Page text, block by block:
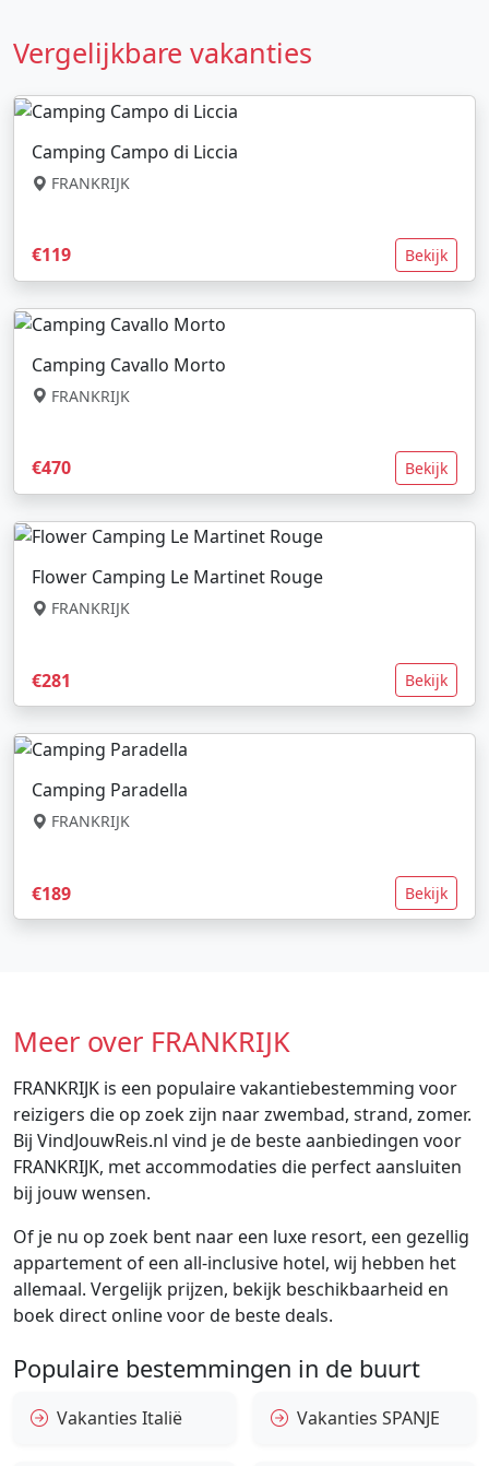
Vergelijkbare vakanties
Camping Campo di Liccia
FRANKRIJK
€119 Bekijk
Camping Cavallo Morto
FRANKRIJK
€470 Bekijk
Flower Camping Le Martinet Rouge
FRANKRIJK
€281 Bekijk
Camping Paradella
FRANKRIJK
€189 Bekijk
Meer over FRANKRIJK
FRANKRIJK is een populaire vakantiebestemming voor
reizigers die op zoek zijn naar zwembad, strand, zomer.
Bij VindJouwReis.nl vind je de beste aanbiedingen voor
FRANKRIJK, met accommodaties die perfect aansluiten
bij jouw wensen.
Of je nu op zoek bent naar een luxe resort, een gezellig
appartement of een all-inclusive hotel, wij hebben het
allemaal. Vergelijk prijzen, bekijk beschikbaarheid en
boek direct online voor de beste deals.
Populaire bestemmingen in de buurt
Vakanties Italië Vakanties SPANJE